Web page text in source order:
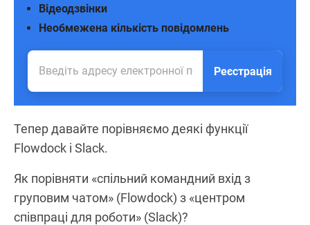
Необмежена кількість повідомлень
Відеодзвінки
Реєстрація
Тепер давайте порівняємо деякі функції
Flowdock і Slack.
Як порівняти «спільний командний вхід з
груповим чатом» (Flowdock) з «центром
співпраці для роботи» (Slack)?